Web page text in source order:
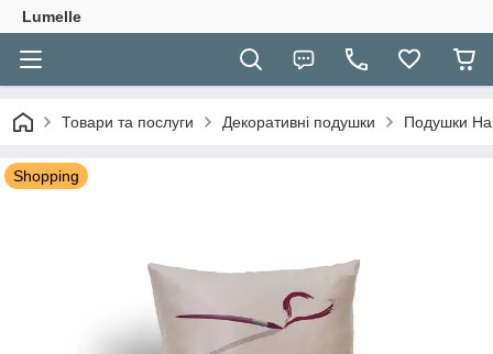
Lumelle
Товари та послуги Декоративні подушки Подушки
Shopping